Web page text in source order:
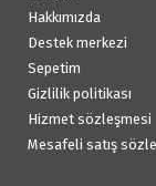
Hakkımızda
Destek merkezi
Sepetim
Gizlilik politikası
Hizmet sözleşmesi
Mesafeli satış